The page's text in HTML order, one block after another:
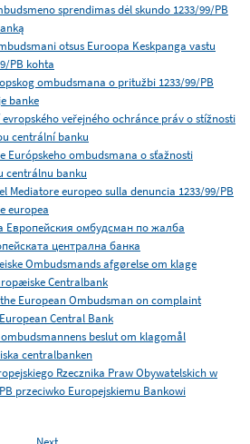
sprendimas dėl skundo 1233/99/PB
otsus Euroopa Keskpanga vastu
PB kohta
ombudsmana o pritužbi 1233/99/PB
banke
evropského veřejného ochránce práv o stížnosti
centrální banku
Európskeho ombudsmana o sťažnosti
centrálnu banku
Mediatore europeo sulla denuncia 1233/99/PB
europea
Европейския омбудсман по жалба
централна банка
Ombudsmands afgørelse om klage
Centralbank
the European Ombudsman on complaint
Central Bank
ombudsmannens beslut om klagomål
centralbanken
Rzecznika Praw Obywatelskich w
przeciwko Europejskiemu Bankowi